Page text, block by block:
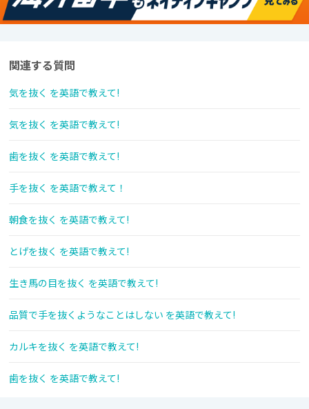
関連する質問
気を抜く を英語で教えて!
気を抜く を英語で教えて!
歯を抜く を英語で教えて!
手を抜く を英語で教えて！
朝食を抜く を英語で教えて!
とげを抜く を英語で教えて!
生き馬の目を抜く を英語で教えて!
品質で手を抜くようなことはしない を英語で教えて!
カルキを抜く を英語で教えて!
歯を抜く を英語で教えて!